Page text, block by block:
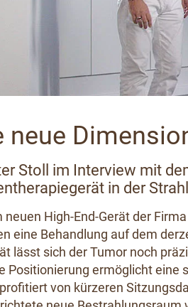
neue
Stoll im Interview mit
in der
neuen High-End-Gerät der
eine Behandlung auf dem
lässt sich der Tumor noch
Positionierung ermöglicht eine
von kürzeren